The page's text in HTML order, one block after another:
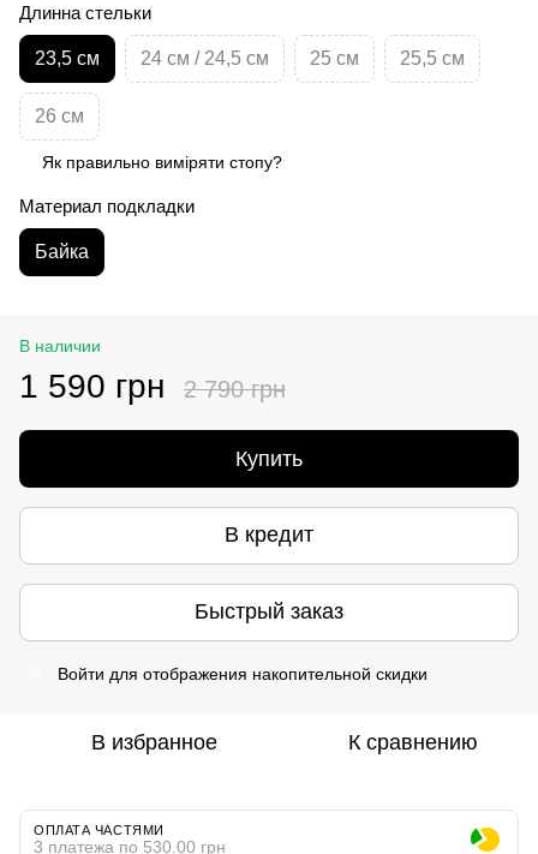
Длинна стельки
23,5 см 24 см / 24,5 см 25 см 25,5 см
26 см
Як правильно виміряти стопу?
Материал подкладки
Байка
В наличии
1 590 грн 2 790 грн
Купить
В кредит
Быстрый заказ
Войти для отображения накопительной скидки
В избранное К сравнению
ОПЛАТА ЧАСТЯМИ
3 платежа по 530.00 грн